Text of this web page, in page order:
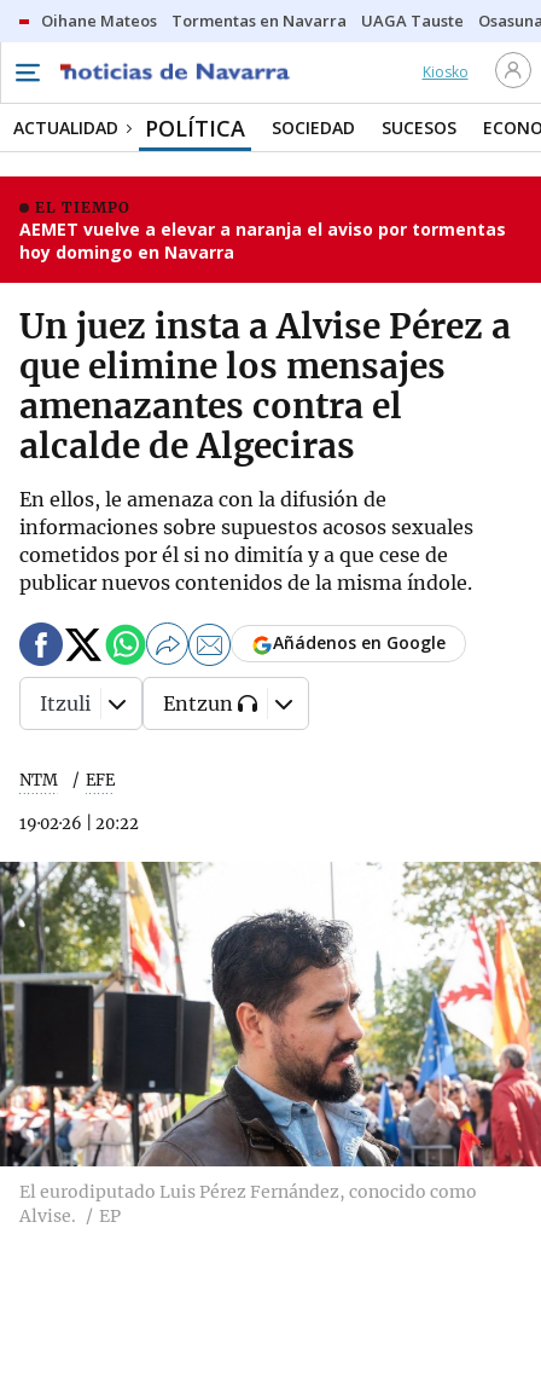
Oihane Mateos Tormentas en Navarra UAGA Tauste
Kiosko
ACTUALIDAD POLÍTICA SOCIEDAD SUCESOS
EL TIEMPO
AEMET vuelve a elevar a naranja el aviso por tormentas
hoy domingo en Navarra
Un juez insta a Alvise Pérez a
que elimine los mensajes
amenazantes contra el
alcalde de Algeciras
En ellos, le amenaza con la difusión de
informaciones sobre supuestos acosos sexuales
cometidos por él si no dimitía y a que cese de
publicar nuevos contenidos de la misma índole.
NTM EFE
19·02·26 20:22
Añádenos en Google
Itzuli Entzun
El eurodiputado Luis Pérez Fernández, conocido como
Alvise.
EP